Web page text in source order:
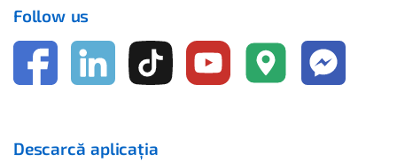
Follow us
Descarcă aplicația